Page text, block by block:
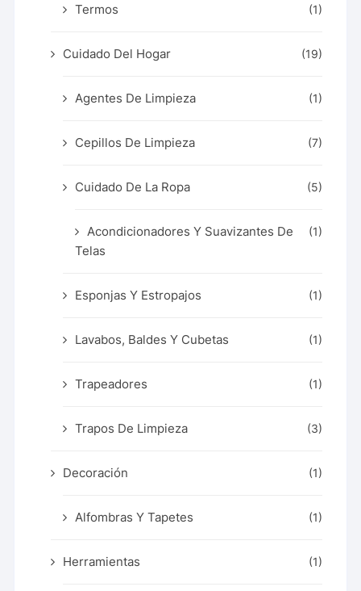
Termos (1)
Cuidado Del Hogar (19)
Agentes De Limpieza (1)
Cepillos De Limpieza (7)
Cuidado De La Ropa (5)
Acondicionadores Y Suavizantes De
Telas
(1)
Esponjas Y Estropajos (1)
Lavabos, Baldes Y Cubetas (1)
Trapeadores (1)
Trapos De Limpieza (3)
Decoración (1)
Alfombras Y Tapetes (1)
Herramientas (1)